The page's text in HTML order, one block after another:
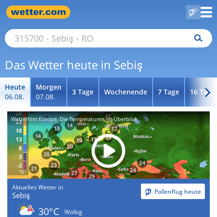
Das Wetter heute in Sebiş
Heute
06.08.
Morgen
07.08.
3 Tage Wochenende 7 Tage 16 Tage
Wetterfilm Europa: Die Temperaturen im Überblick
Aktuelles Wetter in
Sebiş Pollenflug heute
30°C
Wolkig